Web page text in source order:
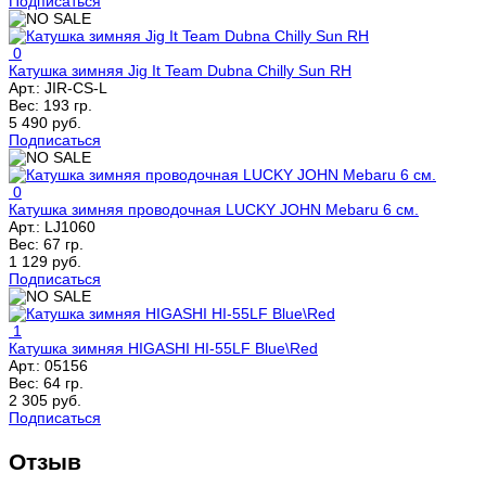
0
Катушка зимняя Jig It Team Dubna Chilly Sun RH
Арт.: JIR-CS-L
Вес: 193 гр.
5 490 руб.
Подписаться
0
Катушка зимняя проводочная LUCKY JOHN Mebaru 6 см.
Арт.: LJ1060
Вес: 67 гр.
1 129 руб.
Подписаться
1
Катушка зимняя HIGASHI HI-55LF Blue\Red
Арт.: 05156
Вес: 64 гр.
2 305 руб.
Подписаться
Отзыв